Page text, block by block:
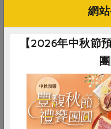
這樣繁複的手續，不是特殊
『九十九分，等於零分。』
惜食 RPET
網
【2026年中秋節